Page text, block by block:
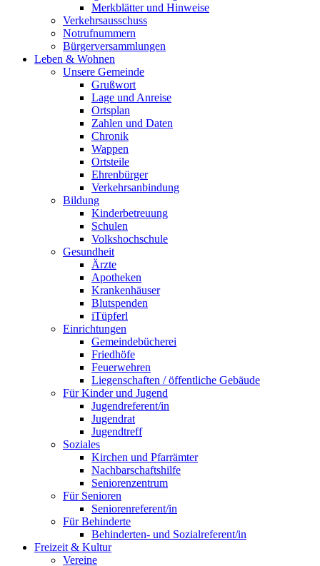
Merkblätter und Hinweise
Verkehrsausschuss
Notrufnummern
Bürgerversammlungen
Leben & Wohnen
Unsere Gemeinde
Grußwort
Lage und Anreise
Ortsplan
Zahlen und Daten
Chronik
Wappen
Ortsteile
Ehrenbürger
Verkehrsanbindung
Bildung
Kinderbetreuung
Schulen
Volkshochschule
Gesundheit
Ärzte
Apotheken
Krankenhäuser
Blutspenden
iTüpferl
Einrichtungen
Gemeindebücherei
Friedhöfe
Feuerwehren
Liegenschaften / öffentliche Gebäude
Für Kinder und Jugend
Jugendreferent/in
Jugendrat
Jugendtreff
Soziales
Kirchen und Pfarrämter
Nachbarschaftshilfe
Seniorenzentrum
Für Senioren
Seniorenreferent/in
Für Behinderte
Behinderten- und Sozialreferent/in
Freizeit & Kultur
Vereine